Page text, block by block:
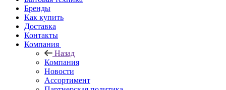
Бренды
Как купить
Доставка
Контакты
Компания
Назад
Компания
Новости
Ассортимент